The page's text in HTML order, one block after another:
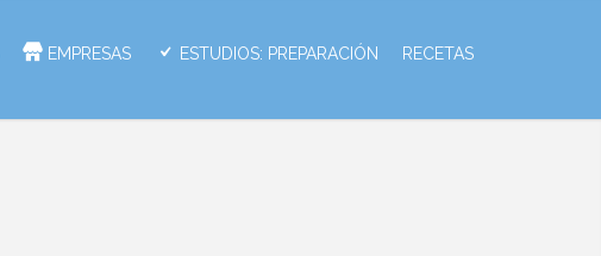
EMPRESAS ESTUDIOS: PREPARACIÓN RECETAS